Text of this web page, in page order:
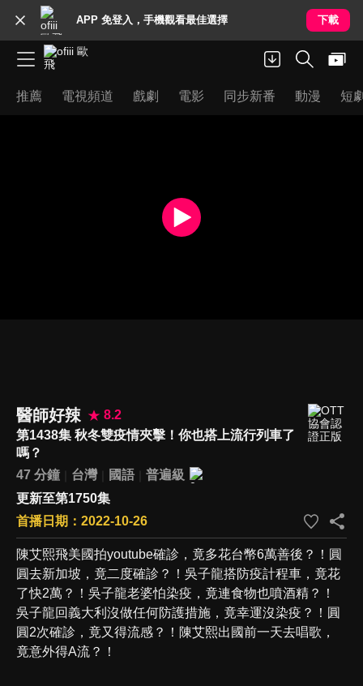
APP 免登入，手機觀看最佳選擇 下載
推薦 電視頻道 戲劇 電影 同步新番 動漫 短
醫師好辣
8.2
第1438集 秋冬雙疫情夾擊！你也搭上流行列車了
嗎？
47 分鐘
台灣 國語
普遍級
更新至第1750集
首播日期：2022-10-26
陳艾熙飛美國拍youtube確診，竟多花台幣6萬善後？！圓
圓去新加坡，竟二度確診？！吳子龍搭防疫計程車，竟花
了快2萬？！吳子龍老婆怕染疫，竟連食物也噴酒精？！
吳子龍回義大利沒做任何防護措施，竟幸運沒染疫？！圓
圓2次確診，竟又得流感？！陳艾熙出國前一天去唱歌，
竟意外得A流？！